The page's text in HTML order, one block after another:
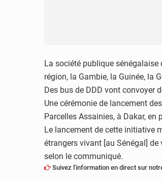
La société publique
région, la Gambie, la Guinée, la
Des bus de DDD vont convoyer
Une cérémonie de lancement
Parcelles Assainies, à Dakar, en
Le lancement de cette initiative
étrangers vivant [au Sénégal]
selon le communiqué.
Suivez l'information en direct sur